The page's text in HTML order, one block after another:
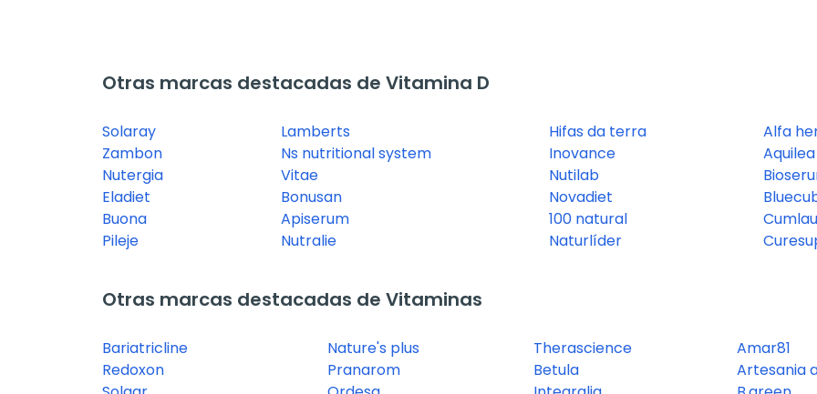
Otras marcas destacadas de Vitamina D
Solaray
Zambon
Nutergia
Eladiet
Buona
Pileje
Lamberts
Ns nutritional system
Vitae
Bonusan
Apiserum
Nutralie
Hifas da terra
Inovance
Nutilab
Novadiet
100 natural
Naturlíder
Alfa
Aquilea
Otras marcas destacadas de Vitaminas
Bariatricline
Redoxon
Nature's plus
Pranarom
Therascience
Betula
Amar81
Artesania